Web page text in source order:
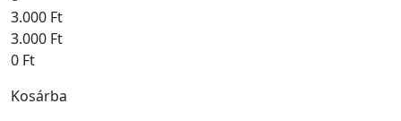
3.000 Ft
3.000 Ft
0 Ft
Kosárba